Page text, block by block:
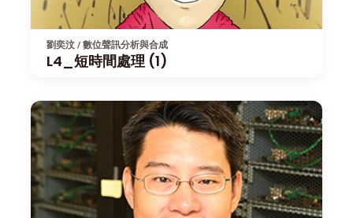
劉奕汶 / 數位聲訊分析與合成
L4_短時間處理 (1)